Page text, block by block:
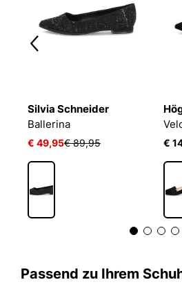
Silvia Schneider
Ballerina
€ 49,95€ 89,95 €
Passend zu Ihrem